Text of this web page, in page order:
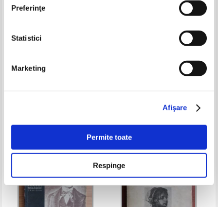
Preferinţe
Statistici
Marketing
Afişare
Permite toate
Respinge
alese
maritim si fluvial (stare uzata,
36,00